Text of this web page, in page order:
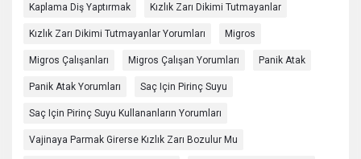
Kaplama Diş Yaptırmak Kızlık Zarı Dikimi Tutmayanlar
Kızlık Zarı Dikimi Tutmayanlar Yorumları Migros
Migros Çalışanları Migros Çalışan Yorumları Panik Atak
Panik Atak Yorumları Saç Için Pirinç Suyu
Saç Için Pirinç Suyu Kullananların Yorumları
Vajinaya Parmak Girerse Kızlık Zarı Bozulur Mu